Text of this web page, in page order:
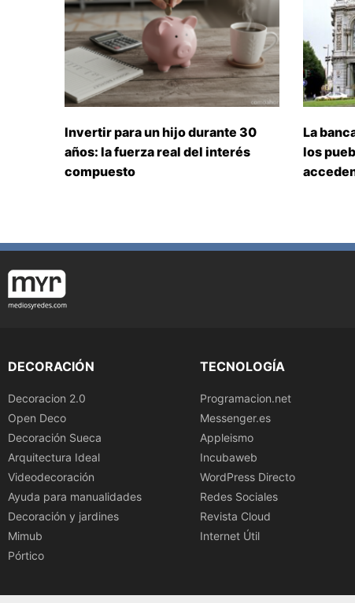
Invertir para un hijo durante 30
años: la fuerza real del interés
compuesto
La
los
DECORACIÓN
Decoracion 2.0
Open Deco
Decoración Sueca
Arquitectura Ideal
Videodecoración
Ayuda para manualidades
Decoración y jardines
Mimub
Pórtico
TECNOLOGÍA
Programacion.net
Messenger.es
Appleismo
Incubaweb
WordPress Directo
Redes Sociales
Revista Cloud
Internet Útil